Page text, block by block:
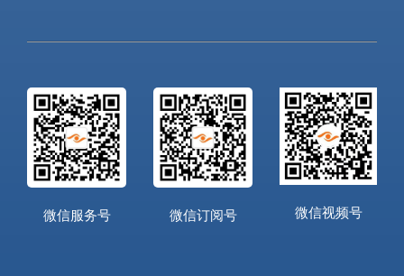
微信服务号 微信订阅号 微信视频号